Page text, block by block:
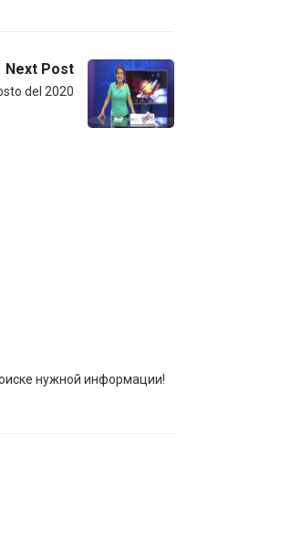
Next Post
del 2020
нужной информации!